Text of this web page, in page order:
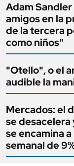
Adam
amigos en la
de la tercera
como niños"
"Otello", o el
audible la
Mercados: el
se desacelera
se encamina
semanal de